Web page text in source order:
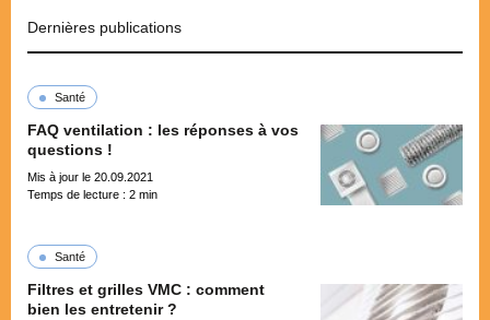
Dernières publications
Santé
FAQ ventilation : les réponses à vos
questions !
Mis à jour le 20.09.2021
Temps de lecture : 2 min
Santé
Filtres et grilles VMC : comment
bien les entretenir ?